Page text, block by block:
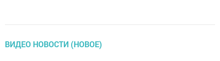
ВИДЕО НОВОСТИ (НОВОЕ)